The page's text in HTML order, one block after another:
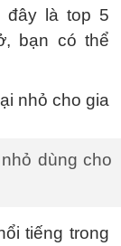
đây là top 5
bạn có thể
dùng cho
tiếng trong